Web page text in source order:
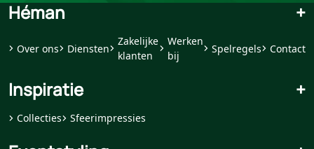
Héman +
Over ons Diensten
Zakelijke
klanten
Werken
bij
Spelregels Contact
Inspiratie +
Collecties Sfeerimpressies